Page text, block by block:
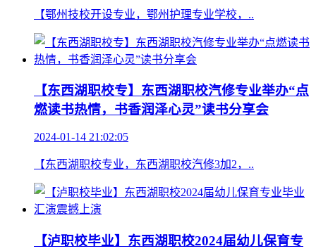
【鄂州技校开设专业，鄂州护理专业学校，..
【东西湖职校专】东西湖职校汽修专业举办“点
燃读书热情，书香润泽心灵”读书分享会
2024-01-14 21:02:05
【东西湖职校专业，东西湖职校汽修3加2，..
【泸职校毕业】东西湖职校2024届幼儿保育专